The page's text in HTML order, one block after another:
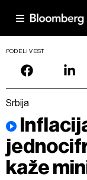
PODELI VEST
Srbija
kaže